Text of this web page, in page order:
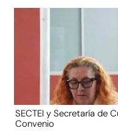
SECTEI y Secretaría de
Convenio